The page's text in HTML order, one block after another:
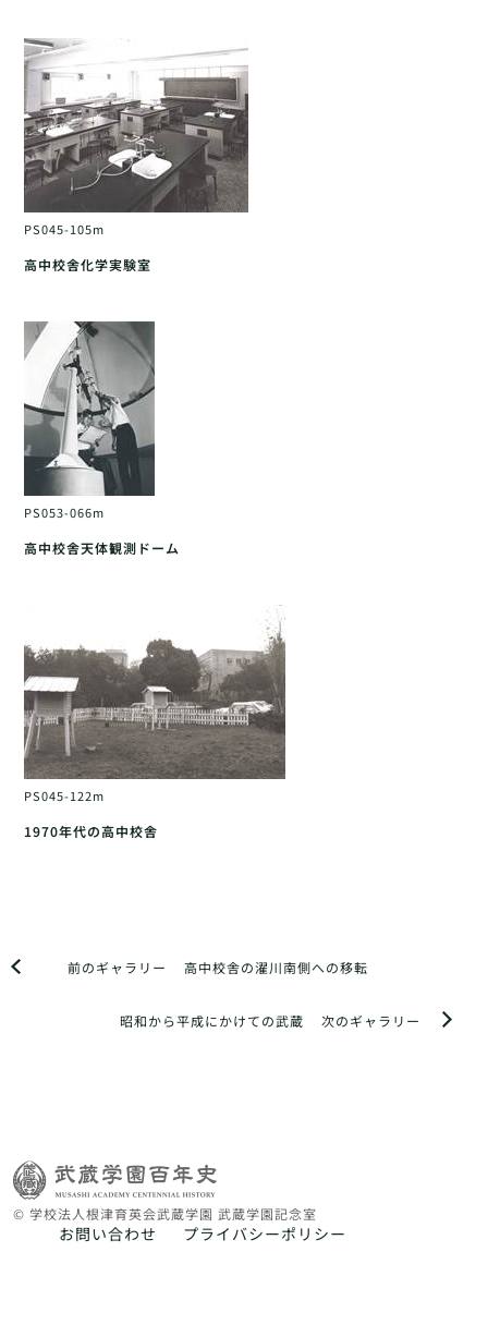
PS045-105m
高中校舎化学実験室
PS053-066m
高中校舎天体観測ドーム
PS045-122m
1970年代の高中校舎
前のギャラリー 高中校舎の濯川南側への移転
次のギャラリー
昭和から平成にかけての武蔵
© 学校法人根津育英会武蔵学園 武蔵学園記念室
お問い合わせ プライバシーポリシー